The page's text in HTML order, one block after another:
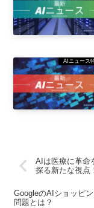
AIニュース
AIは医療に革命
探る新たな視点
GoogleのAIショッピ
問題とは？